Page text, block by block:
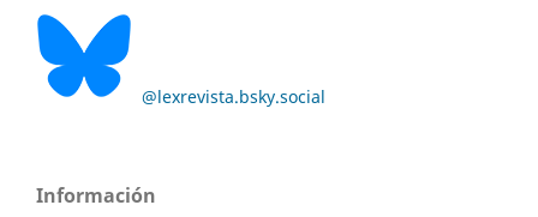
@lexrevista.bsky.social
Información